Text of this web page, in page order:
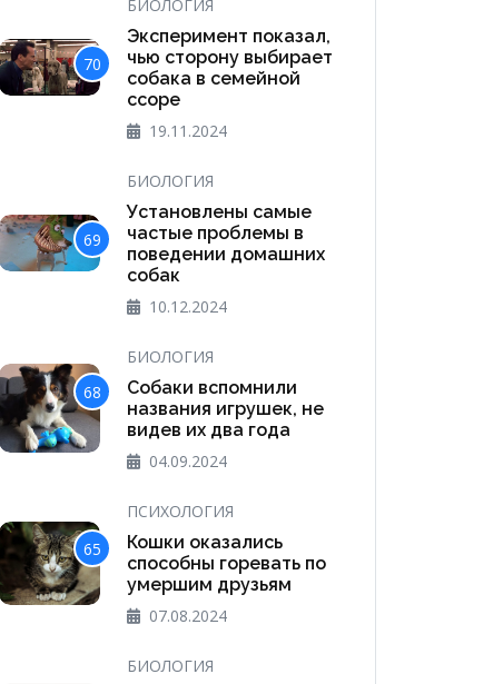
70
БИОЛОГИЯ
Эксперимент показал,
чью сторону выбирает
собака в семейной
ссоре
19.11.2024
69
БИОЛОГИЯ
Установлены самые
частые проблемы в
поведении домашних
собак
10.12.2024
68
БИОЛОГИЯ
Собаки вспомнили
названия игрушек, не
видев их два года
04.09.2024
65
ПСИХОЛОГИЯ
Кошки оказались
способны горевать по
умершим друзьям
07.08.2024
БИОЛОГИЯ